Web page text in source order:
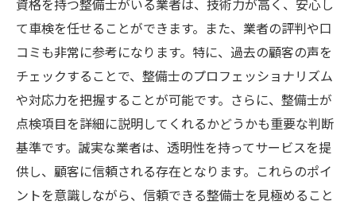
資格を持つ整備士がいる業者は、技術力が高く、安心し
て車検を任せることができます。また、業者の評判や口
コミも非常に参考になります。特に、過去の顧客の声を
チェックすることで、整備士のプロフェッショナリズム
や対応力を把握することが可能です。さらに、整備士が
点検項目を詳細に説明してくれるかどうかも重要な判断
基準です。誠実な業者は、透明性を持ってサービスを提
供し、顧客に信頼される存在となります。これらのポイ
ントを意識しながら、信頼できる整備士を見極めること